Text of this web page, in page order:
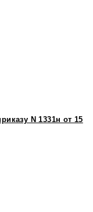
N 1331н от 15